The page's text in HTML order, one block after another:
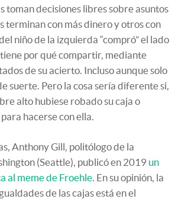
toman decisiones libres sobre asuntos
terminan con más dinero y otros con
niño de la izquierda “compró” el lado
por qué compartir, mediante
de su acierto. Incluso aunque solo
suerte. Pero la cosa sería diferente si,
alto hubiese robado su caja o
hacerse con ella.
Anthony Gill, politólogo de la
(Seattle), publicó en 2019 un
al meme de Froehle. En su opinión, la
de las cajas está en el